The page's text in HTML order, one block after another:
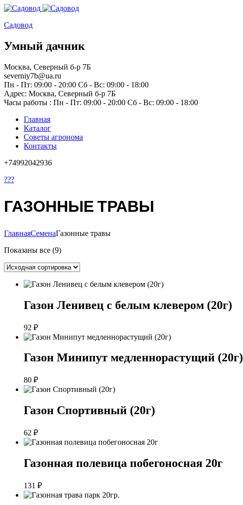
Садовод
Умный дачник
Москва, Северный б-р 7Б
severniy7b@ua.ru
Пн - Пт: 09:00 - 20:00 Сб - Вс: 09:00 - 18:00
Адрес: Москва, Северный б-р 7Б
Часы работы : Пн - Пт: 09:00 - 20:00 Сб - Вс: 09:00 - 18:00
Главная
Каталог
Советы агронома
Контакты
+74992042936
???
ГАЗОННЫЕ ТРАВЫ
ГлавнаяСеменаГазонные травы
Показаны все (9)
Газон Ленивец с белым клевером (20г)
92 ₽
Газон Минипут медленнорастущий (20г)
80 ₽
Газон Спортивный (20г)
62 ₽
Газонная полевица побегоносная 20г
131 ₽